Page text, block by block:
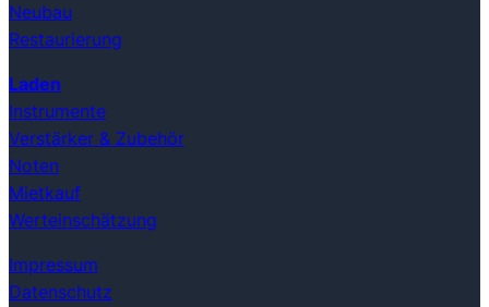
Neubau
Restaurierung
Laden
Instrumente
Verstärker & Zubehör
Noten
Mietkauf
Werteinschätzung
Impressum
Datenschutz